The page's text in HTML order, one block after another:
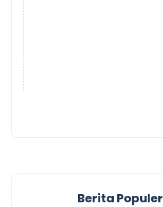
Berita Populer